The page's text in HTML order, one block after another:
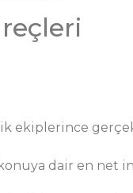
ekiplerince
dair en net